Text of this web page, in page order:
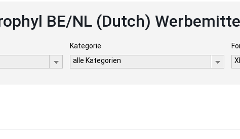
BE/NL (Dutch)
Kategorie
alle Kategorien